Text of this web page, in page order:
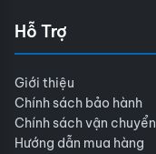
Hỗ Trợ
Giới thiệu
Chính sách bảo hành
Chính sách vận chuyển
Hướng dẫn mua hàng